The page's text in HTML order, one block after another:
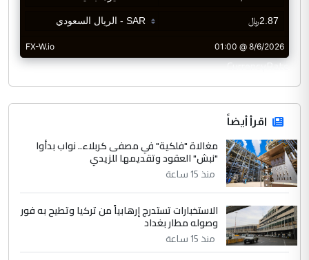
CurrencyRate
اقرأ أيضاً
مغالاة "فلكية" في مصفى كربلاء.. نواب بدأوا
"نبش" العقود وتقديمها للزيدي
منذ 15 ساعة
الاستخبارات تستدرج إرهابياً من تركيا وتطيح به فور
وصوله مطار بغداد
منذ 15 ساعة